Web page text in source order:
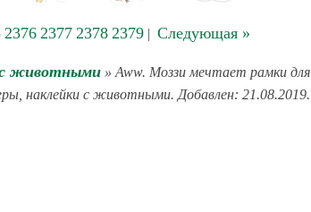
2376 2377 2378 2379| Следующая »
животными» Aww. Моззи мечтает рамки для
наклейки с животными. Добавлен: 21.08.2019.